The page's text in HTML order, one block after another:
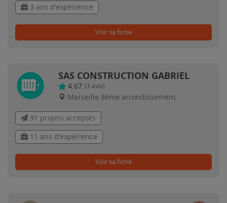
3 ans d'expérience
Voir sa fiche
SAS CONSTRUCTION GABRIEL
4.67 (3 avis)
Marseille 8ème arrondissement
91 projets acceptés
11 ans d'expérience
Voir sa fiche